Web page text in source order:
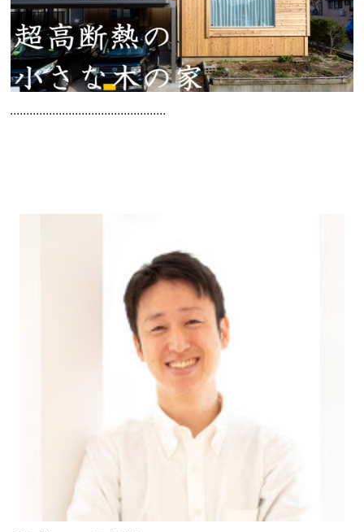
................................................